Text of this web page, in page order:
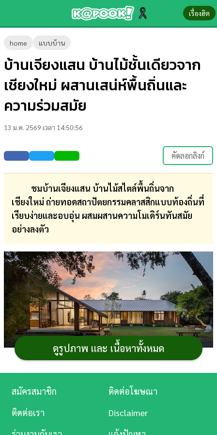
เรื่องฮิต
home แบบบ้าน
บ้านเจียงแสน บ้านไม้ชั้นเดียวจาก
เชียงใหม่ ผสานเสน่ห์พื้นถิ่นและ
ความร่วมสมัย
13 ม.ค. 2569 เวลา 14:50:56
คัดลอกลิงก์
ชมบ้านเจียงแสน บ้านไม้สไตล์พื้นถิ่นจาก
เชียงใหม่ ถ่ายทอดสถาปัตยกรรมคลาสสิกแบบท้องถิ่นที่
เรียบง่ายและอบอุ่น ผสมผสานความโมเดิร์นทันสมัย
อย่างลงตัว
ช่างภาพสถาปัตยกรรม : รุ่งกิจ เจริญวัฒน์
แบบบ้านชั้นเดียว
บรรยากาศเรียบง่ายและใกล้ชิดวิถีท้องถิ่นบ้านเจียงแสน
จังหวัดเชียงใหม่
คืออีกหนึ่งตัวอย่างที่น่าสนใจ จาก
ดูรูปภาพ และ เนื้อหาทั้งหมด
ข่าว-
ความ
รู้
บันเทิง
ตรวจ
หวย
บอล
สด
การ
การ
ศึกษา
บันเทิง
ดู
หนัง
สมัครสมาชิก
ติดต่อโฆษณา
ติดต่อเรา
Disclaimer